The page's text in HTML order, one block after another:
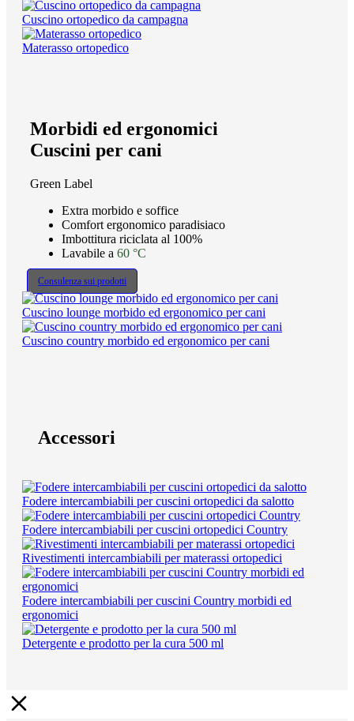
Cuscino ortopedico da campagna
Materasso ortopedico
Morbidi ed ergonomici
Cuscini per cani
Green Label
Extra morbido e soffice
Comfort ergonomico paradisiaco
Imbottitura riciclata al 100%
Lavabile a 60 °C
Consulenza sui prodotti
Cuscino lounge morbido ed ergonomico per cani
Cuscino country morbido ed ergonomico per cani
Accessori
Fodere intercambiabili per cuscini ortopedici da salotto
Fodere intercambiabili per cuscini ortopedici Country
Rivestimenti intercambiabili per materassi ortopedici
Fodere intercambiabili per cuscini Country morbidi ed
ergonomici
Detergente e prodotto per la cura 500 ml